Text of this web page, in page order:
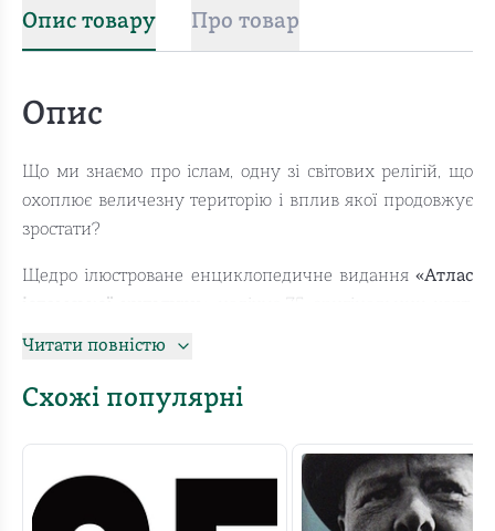
Опис товару Про товар
Опис
Що ми знаємо про іслам, одну зі світових релігій, що
охоплює величезну територію і вплив якої продовжує
зростати?
Щедро ілюстроване енциклопедичне видання «Атлас
розкриває цілісний світогляд ісламу, його вірування,
історичні корені. Це унікальний провідник для
впливу на культури від Середземномор’я до Тихого
океану, ісламської спадщини в мистецтві, науці,
юриспруденції, політиці й філософії.
Читати повністю
Схожі популярні